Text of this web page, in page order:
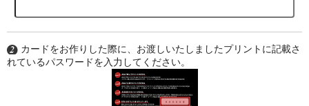
カードをお作りした際に、お渡しいたしましたプリントに記載さ
れているパスワードを入力してください。